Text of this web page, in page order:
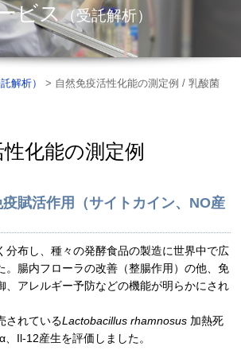
ビス（受託解析）
解析）
> 自然免疫活性化能の測定例 / 乳酸菌
化能の測定例
疫賦活作用（サイトカイン、NO産
分布し、種々の発酵食品の製造に世界中で広
。腸内フローラの改善（整腸作用）の他、免
、アレルギー予防などの機能が明らかにされ
されているLactobacillus rhamnosus 加熱死
Il-12産生を評価しました。